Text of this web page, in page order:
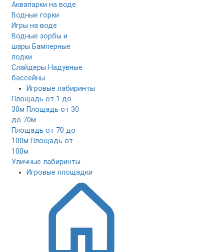
Аквапарки на воде
Водные горки
Игры на воде
Водные зорбы и
шары Бамперные
лодки
Слайдеры Надувные
бассейны
Игровые лабиринты
Площадь от 1 до
30м Площадь от 30
до 70м
Площадь от 70 до
100м Площадь от
100м
Уличные лабиринты
Игровые площадки